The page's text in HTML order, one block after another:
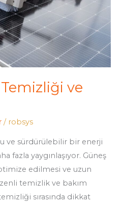
ve
/ robsys
ve sürdürülebilir bir enerji
fazla yaygınlaşıyor. Güneş
edilmesi ve uzun
temizlik ve bakım
sırasında dikkat